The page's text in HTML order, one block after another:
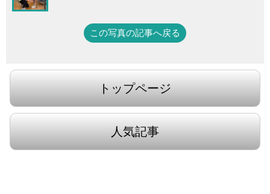
この写真の記事へ戻る
トップページ
人気記事